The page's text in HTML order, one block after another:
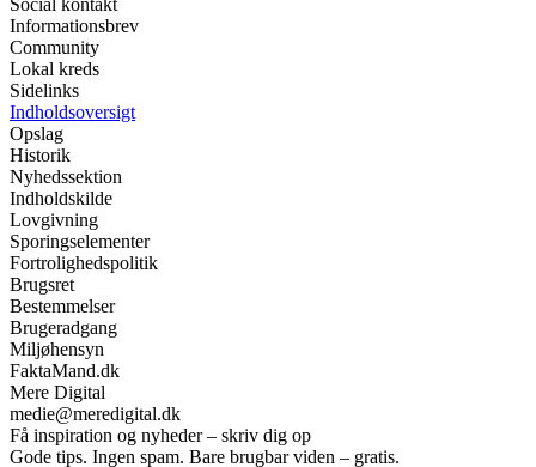
Social kontakt
Informationsbrev
Community
Lokal kreds
Sidelinks
Indholdsoversigt
Opslag
Historik
Nyhedssektion
Indholdskilde
Lovgivning
Sporingselementer
Fortrolighedspolitik
Brugsret
Bestemmelser
Brugeradgang
Miljøhensyn
FaktaMand.dk
Mere Digital
medie@meredigital.dk
Få inspiration og nyheder – skriv dig op
Gode tips. Ingen spam. Bare brugbar viden – gratis.